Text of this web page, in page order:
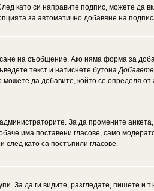
като си направите подпис, можете да
за автоматично добавяне на
на съобщение. Ако няма форма за
текст и натиснете бутона
да добавите, който се определя
За да промените
има поставени гласове, само
след като са постъпили гласове.
За да ги видите, разгледате, пишете и